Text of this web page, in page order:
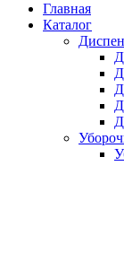
Главная
Каталог